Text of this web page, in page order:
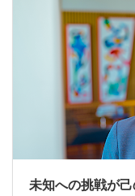
未知への挑戦が